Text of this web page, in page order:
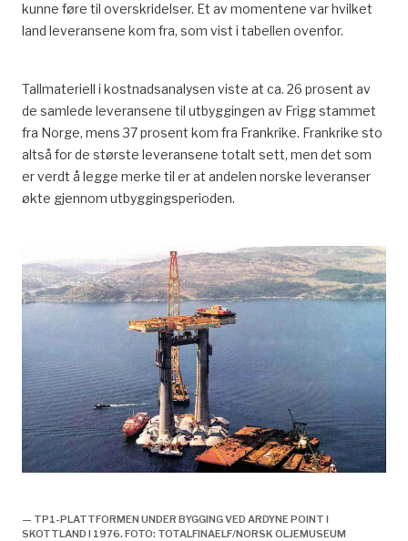
kunne føre til overskridelser. Et av momentene var hvilket
land leveransene kom fra, som vist i tabellen ovenfor.
Tallmateriell i kostnadsanalysen viste at ca. 26 prosent av
de samlede leveransene til utbyggingen av Frigg stammet
fra Norge, mens 37 prosent kom fra Frankrike. Frankrike sto
altså for de største leveransene totalt sett, men det som
er verdt å legge merke til er at andelen norske leveranser
økte gjennom utbyggingsperioden.
— TP1-PLATTFORMEN UNDER BYGGING VED ARDYNE POINT I
SKOTTLAND I 1976. FOTO: TOTALFINAELF/NORSK OLJEMUSEUM